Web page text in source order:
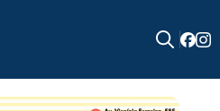
for: